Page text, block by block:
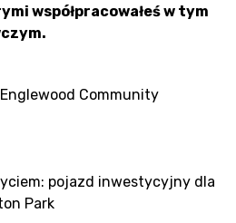
współpracowałeś w tym
Community
pojazd inwestycyjny dla
Park